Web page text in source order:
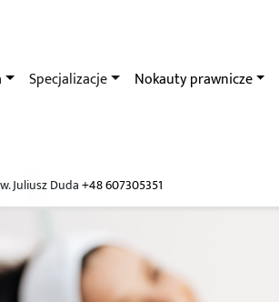
Specjalizacje Nokauty prawnicze
Juliusz Duda+48 607305351